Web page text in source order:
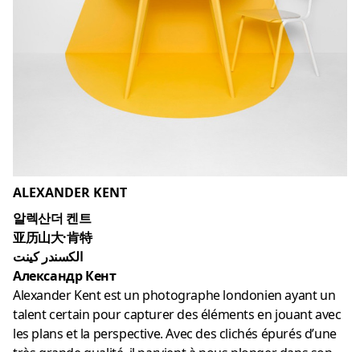
ALEXANDER KENT
알렉산더 켄트
亚历山大·肯特
الكسندر كينت
Александр Кент
Alexander Kent est un photographe londonien ayant un
talent certain pour capturer des éléments en jouant avec
les plans et la perspective. Avec des clichés épurés d’une